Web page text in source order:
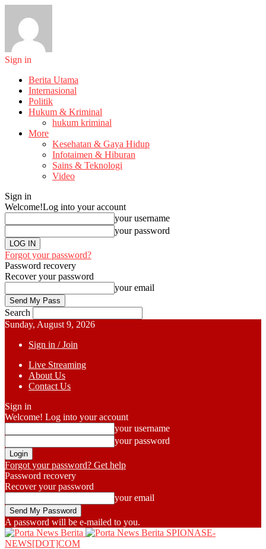
Sign in
Berita Utama
Internasional
Politik
Hukum & Kriminal
hukum kriminal
More
Kesehatan & Gaya Hidup
Infotaimen & Hiburan
Sains & Teknologi
Video
Sign in
Welcome!Log into your account
your username
your password
Forgot your password?
Password recovery
Recover your password
your email
Search
Sunday, August 9, 2026
Sign in / Join
Live Streaming
About Us
Contact Us
Sign in
Welcome! Log into your account
your username
your password
Forgot your password? Get help
Password recovery
Recover your password
your email
A password will be e-mailed to you.
SPIONASE-
NEWS[DOT]COM